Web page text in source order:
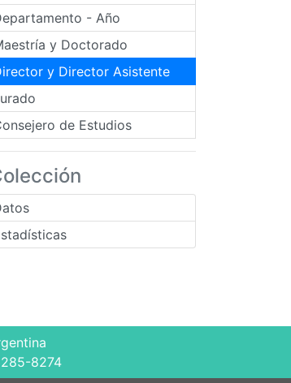
- Año
y Doctorado
y Director Asistente
de Estudios
8274